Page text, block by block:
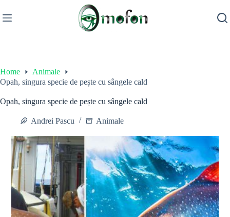
to
content
Home
Animale
Opah, singura specie de pește cu sângele cald
Opah, singura specie de pește cu sângele cald
Andrei Pascu Animale